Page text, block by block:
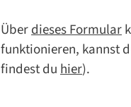
Überdieses Formular
funktionieren, kannst
findest duhier).